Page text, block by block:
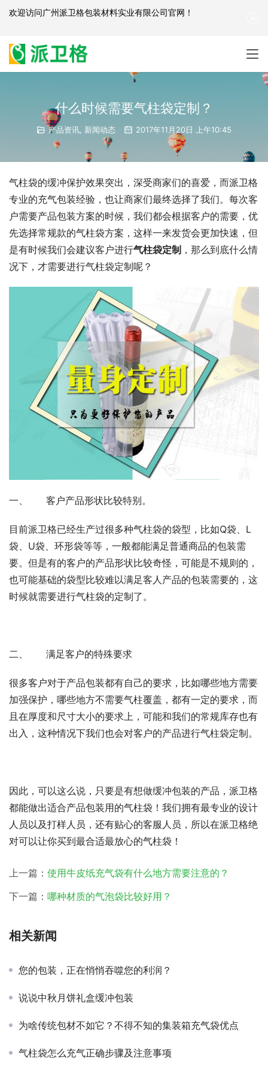
什么时候需要气柱袋定制？
产品资讯 新闻动态 2017年11月20日 上午10:45
气柱袋的缓冲保护效果突出，深受商家们的喜爱，而派卫格
专业的充气包装经验，也让商家们最终选择了我们。每次客
户需要产品包装方案的时候，我们都会根据客户的需要，优
先选择常规款的气柱袋方案，这样一来发货会更加快速，但
是有时候我们会建议客户进行气柱袋定制 ，那么到底什么情
况下，才需要进行气柱袋定制呢？
一、 客户产品形状比较特别。
目前派卫格已经生产过很多种气柱袋的袋型，比如Q袋、L
袋、U袋、环形袋等等，一般都能满足普通商品的包装需
要。但是有的客户的产品形状比较奇怪，可能是不规则的，
也可能基础的袋型比较难以满足客人产品的包装需要的，这
时候就需要进行气柱袋的定制了。
二、 满足客户的特殊要求
很多客户对于产品包装都有自己的要求，比如哪些地方需要
加强保护，哪些地方不需要气柱覆盖，都有一定的要求，而
且在厚度和尺寸大小的要求上，可能和我们的常规库存也有
出入，这种情况下我们也会对客户的产品进行气柱袋定制。
因此，可以这么说，只要是有想做缓冲包装的产品，派卫格
都能做出适合产品包装用的气柱袋！我们拥有最专业的设计
人员以及打样人员，还有贴心的客服人员，所以在派卫格绝
对可以让你买到最合适最放心的气柱袋！
上一篇： 使用牛皮纸充气袋有什么地方需要注意的？
下一篇： 哪种材质的气泡袋比较好用？
相关新闻
您的包装，正在悄悄吞噬您的利润？
说说中秋月饼礼盒缓冲包装
为啥传统包材不如它？不得不知的集装箱充气袋优点
气柱袋怎么充气正确步骤及注意事项
欢迎访问广州派卫格包装材料实业有限公司官网 ！